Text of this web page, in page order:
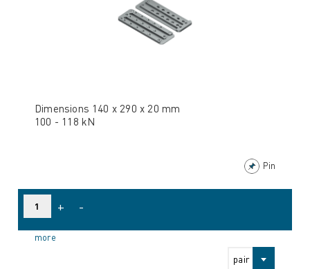
Dimensions 140 x 290 x 20 mm
100 - 118 kN
Pin
pair
+ -
more